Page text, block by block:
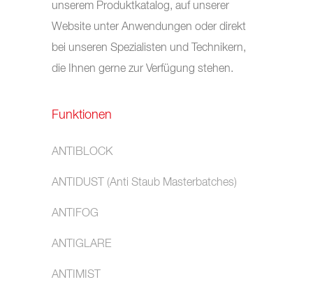
unserem Produktkatalog, auf unserer
Website unter Anwendungen oder direkt
bei unseren Spezialisten und Technikern,
die Ihnen gerne zur Verfügung stehen.
Funktionen
ANTIBLOCK
ANTIDUST (Anti Staub Masterbatches)
ANTIFOG
ANTIGLARE
ANTIMIST